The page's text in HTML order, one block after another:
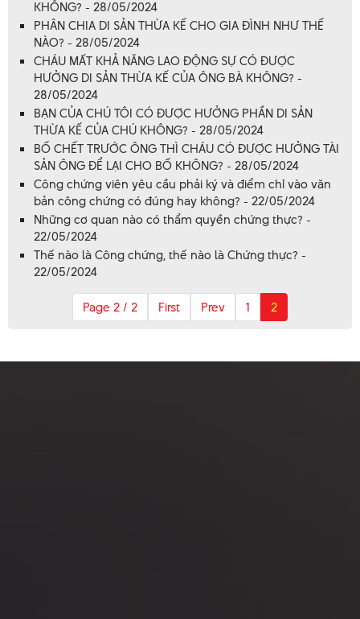
KHÔNG? - 28/05/2024
PHÂN CHIA DI SẢN THỪA KẾ CHO GIA ĐÌNH NHƯ THẾ
NÀO? - 28/05/2024
CHÁU MẤT KHẢ NĂNG LAO ĐỘNG SỰ CÓ ĐƯỢC
HƯỞNG DI SẢN THỪA KẾ CỦA ÔNG BÀ KHÔNG? -
28/05/2024
BẠN CỦA CHÚ TÔI CÓ ĐƯỢC HƯỞNG PHẦN DI SẢN
THỪA KẾ CỦA CHÚ KHÔNG? - 28/05/2024
BỐ CHẾT TRƯỚC ÔNG THÌ CHÁU CÓ ĐƯỢC HƯỞNG TÀI
SẢN ÔNG ĐỂ LẠI CHO BỐ KHÔNG? - 28/05/2024
Công chứng viên yêu cầu phải ký và điểm chỉ vào văn
bản công chứng có đúng hay không? - 22/05/2024
Những cơ quan nào có thẩm quyền chứng thực? -
22/05/2024
Thế nào là Công chứng, thế nào là Chứng thực? -
22/05/2024
Page 2 / 2 First Prev 1 2